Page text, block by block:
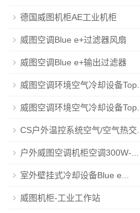
德国威图机柜AE工业机柜
威图空调Blue e+过滤器风扇
威图空调Blue e+输出过滤器
威图空调环境空气冷却设备Top...
威图空调环境空气冷却设备Top...
CS户外温控系统空气/空气热交...
户外威图空调机柜空调300W-...
室外壁挂式冷却设备Blue e...
威图机柜-工业工作站